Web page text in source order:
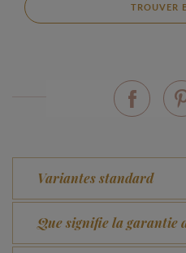
TROUVER
Variantes standard
Que signifie la garantie